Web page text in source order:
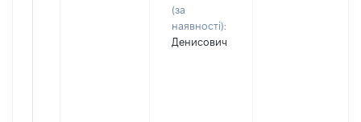
(за
наявності):
Денисович